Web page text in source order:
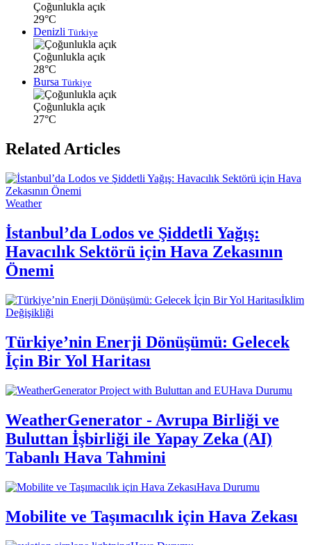
Çoğunlukla açık
29°C
Denizli Türkiye
Çoğunlukla açık
28°C
Bursa Türkiye
Çoğunlukla açık
27°C
Related Articles
Weather
İstanbul’da Lodos ve Şiddetli Yağış:
Havacılık Sektörü için Hava Zekasının
Önemi
İklim
Değişikliği
Türkiye’nin Enerji Dönüşümü: Gelecek
İçin Bir Yol Haritası
Hava Durumu
WeatherGenerator - Avrupa Birliği ve
Buluttan İşbirliği ile Yapay Zeka (AI)
Tabanlı Hava Tahmini
Hava Durumu
Mobilite ve Taşımacılık için Hava Zekası